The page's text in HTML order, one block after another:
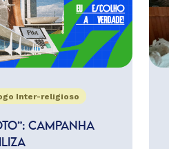
Inter-religioso
CAMPANHA